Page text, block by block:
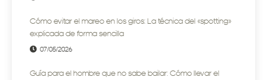
Cómo evitar el mareo en los giros: La técnica del «spotting»
explicada de forma sencilla
07/05/2026
Guía para el hombre que no sabe bailar: Cómo llevar el